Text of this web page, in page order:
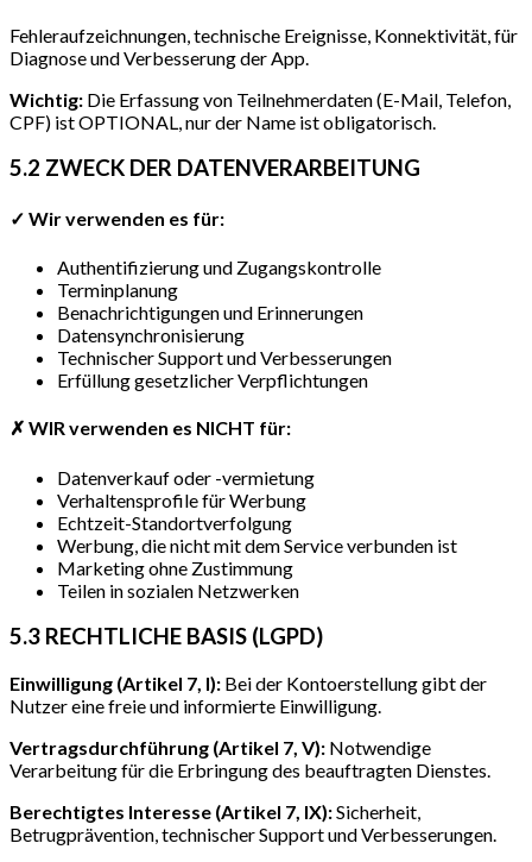
Fehleraufzeichnungen, technische Ereignisse, Konnektivität, für
Diagnose und Verbesserung der App.
Wichtig: Die Erfassung von Teilnehmerdaten (E-Mail, Telefon,
CPF) ist OPTIONAL, nur der Name ist obligatorisch.
5.2 ZWECK DER DATENVERARBEITUNG
✓ Wir verwenden es für:
Authentifizierung und Zugangskontrolle
Terminplanung
Benachrichtigungen und Erinnerungen
Datensynchronisierung
Technischer Support und Verbesserungen
Erfüllung gesetzlicher Verpflichtungen
✗ WIR verwenden es NICHT für:
Datenverkauf oder -vermietung
Verhaltensprofile für Werbung
Echtzeit-Standortverfolgung
Werbung, die nicht mit dem Service verbunden ist
Marketing ohne Zustimmung
Teilen in sozialen Netzwerken
5.3 RECHTLICHE BASIS (LGPD)
Einwilligung (Artikel 7, I): Bei der Kontoerstellung gibt der
Nutzer eine freie und informierte Einwilligung.
Vertragsdurchführung (Artikel 7, V): Notwendige
Verarbeitung für die Erbringung des beauftragten Dienstes.
Berechtigtes Interesse (Artikel 7, IX):Sicherheit,
Betrugprävention, technischer Support und Verbesserungen.